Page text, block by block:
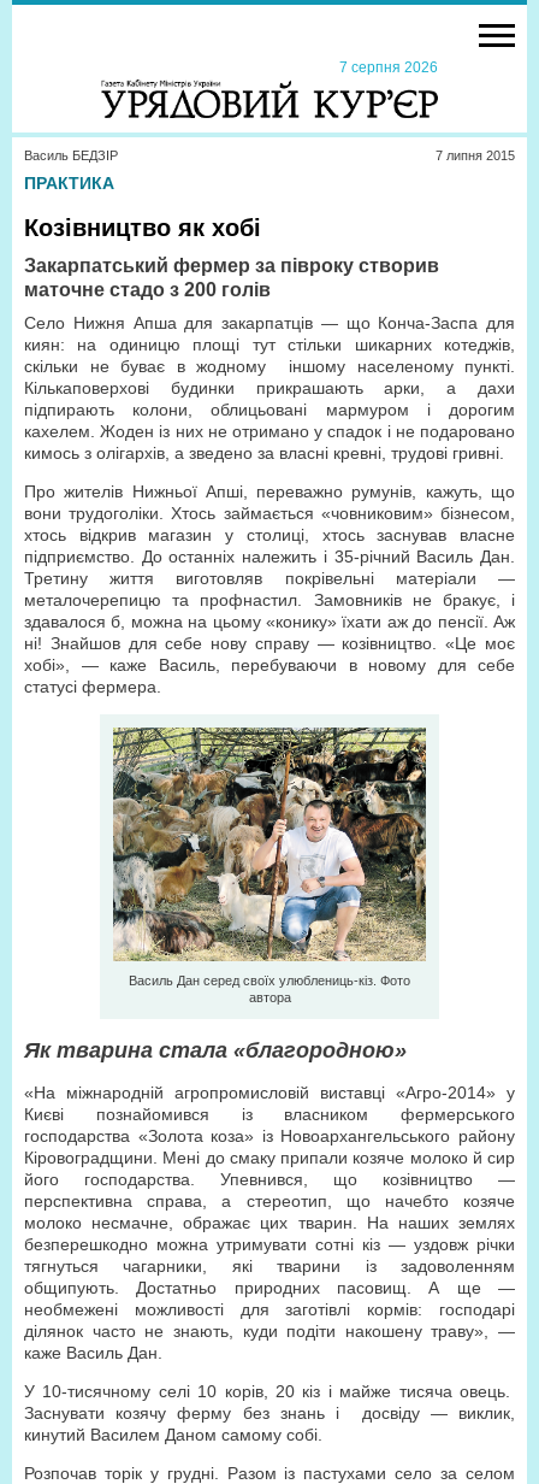
7 серпня 2026
Василь БЕДЗІР 7 липня 2015
ПРАКТИКА
Козівництво як хобі
Закарпатський фермер за півроку створив
маточне стадо з 200 голів
Село Нижня Апша для закарпатців — що Конча-Заспа для
киян: на одиницю площі тут стільки шикарних котеджів,
скільки не буває в жодному іншому населеному пункті.
Кількаповерхові будинки прикрашають арки, а дахи
підпирають колони, облицьовані мармуром і дорогим
кахелем. Жоден із них не отримано у спадок і не подаровано
кимось з олігархів, а зведено за власні кревні, трудові гривні.
Про жителів Нижньої Апші, переважно румунів, кажуть, що
вони трудоголіки. Хтось займається «човниковим» бізнесом,
хтось відкрив магазин у столиці, хтось заснував власне
підприємство. До останніх належить і 35-річний Василь Дан.
Третину життя виготовляв покрівельні матеріали —
металочерепицю та профнастил. Замовників не бракує, і
здавалося б, можна на цьому «конику» їхати аж до пенсії. Аж
ні! Знайшов для себе нову справу — козівництво. «Це моє
хобі», — каже Василь, перебуваючи в новому для себе
статусі фермера.
Василь Дан серед своїх улюблениць-кіз. Фото
автора
Як тварина стала «благородною»
«На міжнародній агропромисловій виставці «Агро-2014» у
Києві познайомився із власником фермерського
господарства «Золота коза» із Новоархангельського району
Кіровоградщини. Мені до смаку припали козяче молоко й сир
його господарства. Упевнився, що козівництво —
перспективна справа, а стереотип, що начебто козяче
молоко несмачне, ображає цих тварин. На наших землях
безперешкодно можна утримувати сотні кіз — уздовж річки
тягнуться чагарники, які тварини із задоволенням
общипують. Достатньо природних пасовищ. А ще —
необмежені можливості для заготівлі кормів: господарі
ділянок часто не знають, куди подіти накошену траву», —
каже Василь Дан.
У 10-тисячному селі 10 корів, 20 кіз і майже тисяча овець.
Заснувати козячу ферму без знань і досвіду — виклик,
кинутий Василем Даном самому собі.
Розпочав торік у грудні. Разом із пастухами село за селом